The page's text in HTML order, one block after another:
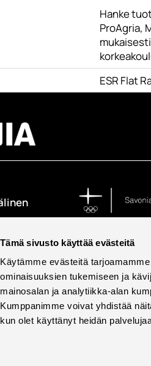
Tämä sivusto käyttää evästeitä
Käytämme evästeitä
ominaisuuksien tukemiseen ja
mainosalan ja analytiikka-alan
Kumppanimme voivat yhdistää
kun olet käyttänyt heidän
Hanke
ProAgria,
ESR Flat